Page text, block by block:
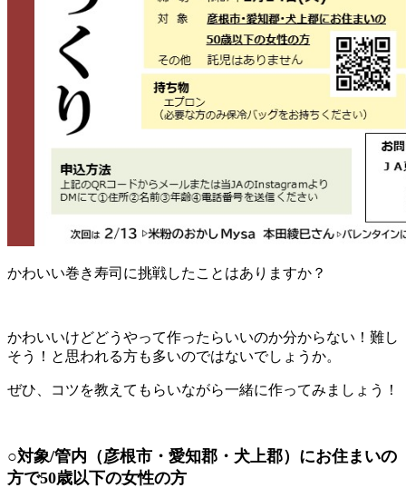
かわいい巻き寿司に挑戦したことはありますか？
かわいいけどどうやって作ったらいいのか分からない！難し
そう！と思われる方も多いのではないでしょうか。
ぜひ、コツを教えてもらいながら一緒に作ってみましょう！
○対象/管内（彦根市・愛知郡・犬上郡）にお住まいの
方で50歳以下の女性の方